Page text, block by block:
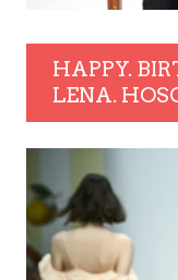
HAPPY.
LENA.